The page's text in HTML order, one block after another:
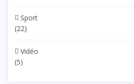
Sport
(22)
Vidéo
(5)